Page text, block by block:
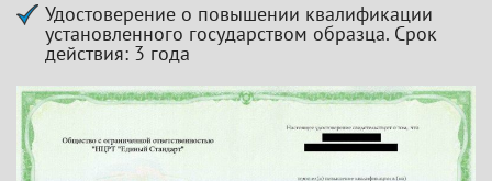
Удостоверение о повышении квалификации
установленного государством образца. Срок
действия: 3 года